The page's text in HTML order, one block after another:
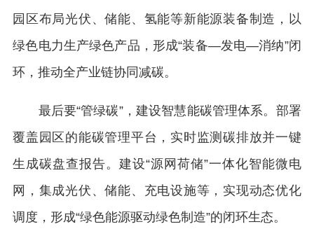
园区布局光伏、储能、氢能等新能源装备制造，以
绿色电力生产绿色产品，形成“装备—发电—消纳”闭
环，推动全产业链协同减碳。
最后要“管绿碳”，建设智慧能碳管理体系。部署
覆盖园区的能碳管理平台，实时监测碳排放并一键
生成碳盘查报告。建设“源网荷储”一体化智能微电
网，集成光伏、储能、充电设施等，实现动态优化
调度，形成“绿色能源驱动绿色制造”的闭环生态。